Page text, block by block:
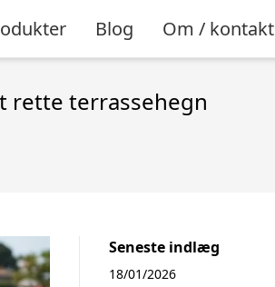
Blog Om / kontakt
rette terrassehegn
Seneste indlæg
18/01/2026